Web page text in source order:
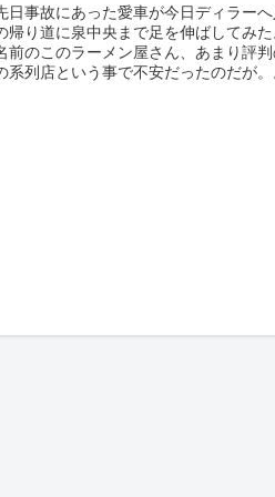
日事故にあった愛車が今日ディラー
帰り道に泉中央まで足を伸ばしてみ
前のこのラーメン屋さん、あまり評
系列店という事で不安だったのだが